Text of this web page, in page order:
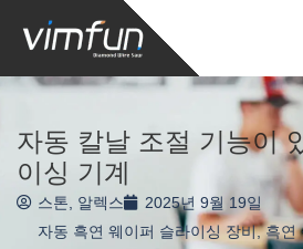
츠
자동 칼날 조절 기능이
이싱 기계
스톤, 알렉스
2025년 9월 19일
자동 흑연 웨이퍼 슬라이싱 장비,흑연